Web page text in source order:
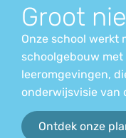
Groot
Onze school werkt
schoolgebouw
leeromgevingen,
onderwijsvisie van
Ontdek onze